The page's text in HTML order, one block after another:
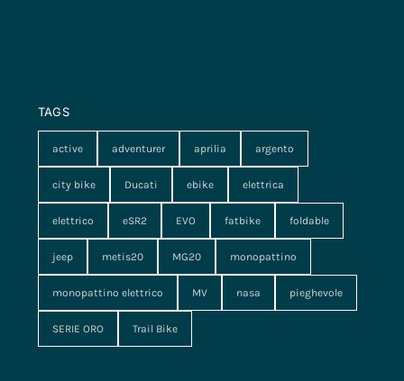
TAGS
active adventurer aprilia argento
city bike Ducati ebike elettrica
elettrico eSR2 EVO fatbike foldable
jeep metis20 MG20 monopattino
monopattino elettrico MV nasa pieghevole
SERIE ORO Trail Bike